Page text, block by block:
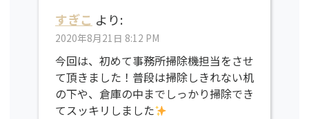
すぎこ より:
2020年8月21日 8:12 PM
今回は、初めて事務所掃除機担当をさせ
て頂きました！普段は掃除しきれない机
の下や、倉庫の中までしっかり掃除でき
てスッキリしました